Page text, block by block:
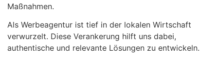
Maßnahmen.
Als Werbeagentur ist tief in der lokalen Wirtschaft
verwurzelt. Diese Verankerung hilft uns dabei,
authentische und relevante Lösungen zu entwickeln.